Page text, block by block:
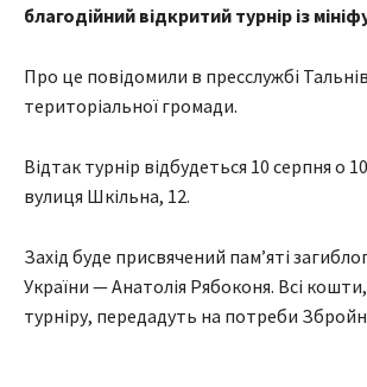
благодійний відкритий турнір із
Про це повідомили в пресслужбі
територіальної громади.
Відтак турнір відбудеться 10 серпня о
вулиця Шкільна, 12.
Захід буде присвячений пам’яті
України — Анатолія Рябоконя. Всі кошти,
турніру, передадуть на потреби